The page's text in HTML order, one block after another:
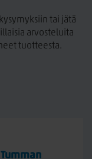
käyttöön.
tai jätä
arvosteluita
tuotteesta.